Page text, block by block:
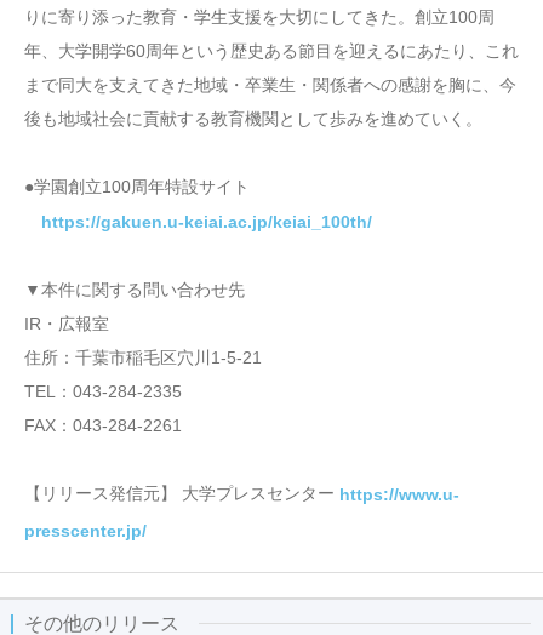
りに寄り添った教育・学生支援を大切にしてきた。創立100周
年、大学開学60周年という歴史ある節目を迎えるにあたり、これ
まで同大を支えてきた地域・卒業生・関係者への感謝を胸に、今
後も地域社会に貢献する教育機関として歩みを進めていく。
●学園創立100周年特設サイト
https://gakuen.u-keiai.ac.jp/keiai_100th/
▼本件に関する問い合わせ先
IR・広報室
住所：千葉市稲毛区穴川1-5-21
TEL：043-284-2335
FAX：043-284-2261
【リリース発信元】 大学プレスセンター https://www.u-
presscenter.jp/
その他のリリース